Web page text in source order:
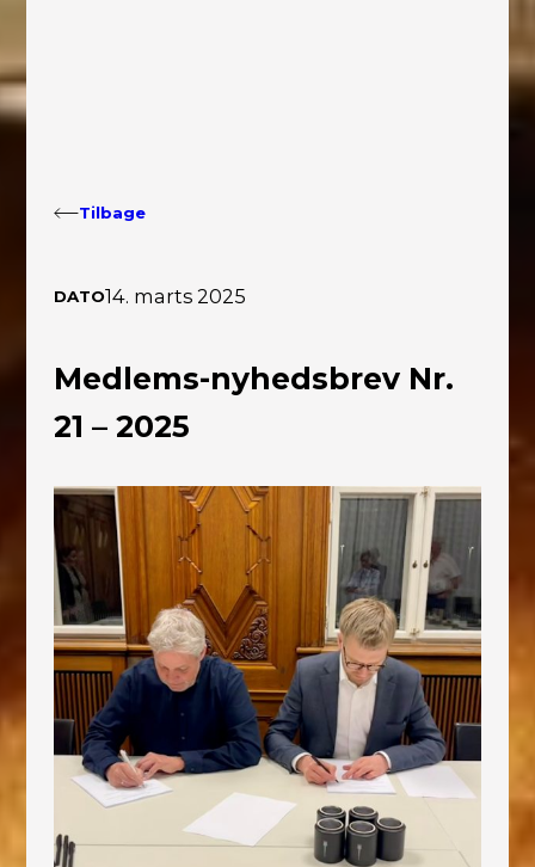
Tilbage
DATO14. marts 2025
Medlems-nyhedsbrev Nr.
21 – 2025